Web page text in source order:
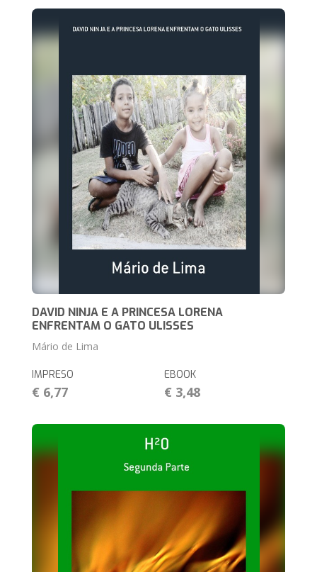
DAVID NINJA E A PRINCESA LORENA
ENFRENTAM O GATO ULISSES
Mário de Lima
IMPRESO
€ 6,77
EBOOK
€ 3,48